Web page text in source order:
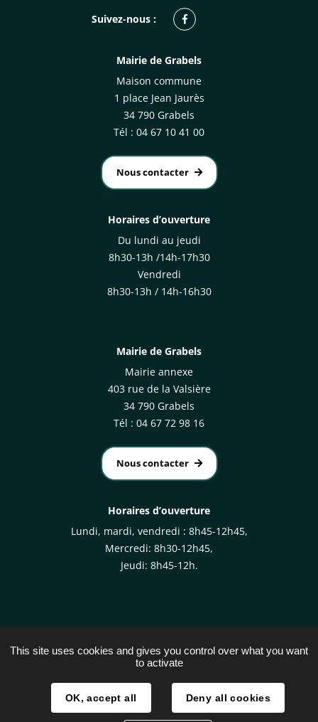
Suivez-nous : Facebook
Mairie de Grabels
Maison commune
1 place Jean Jaurès
34 790 Grabels
Tél : 04 67 10 41 00
Nous contacter
Horaires d’ouverture
Du lundi au jeudi
8h30-13h /14h-17h30
Vendredi
8h30-13h / 14h-16h30
Mairie de Grabels
Mairie annexe
403 rue de la Valsière
34 790 Grabels
Tél : 04 67 72 98 16
Nous contacter
Horaires d’ouverture
Lundi, mardi, vendredi : 8h45-12h45,
Mercredi: 8h30-12h45,
Jeudi: 8h45-12h.
Mentions légales
This site uses cookies and gives you control over what you want
to activate
OK, accept all Deny all cookies